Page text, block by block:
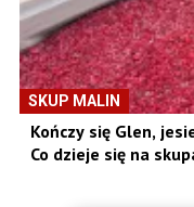
SKUP MALIN
Kończy się Glen,
Co dzieje się na